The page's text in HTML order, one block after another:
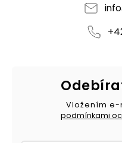
info
Vložením
podmínkami